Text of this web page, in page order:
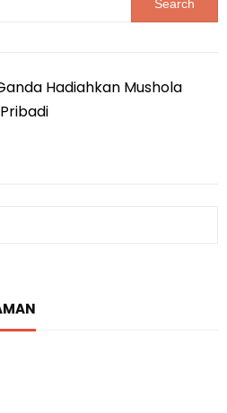
Hadiahkan Mushola